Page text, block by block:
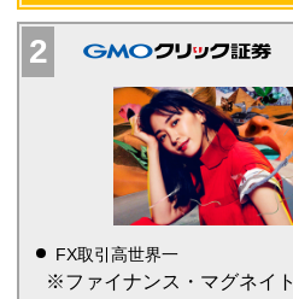
FX取引高世界一
※ファイナンス・マグネイ